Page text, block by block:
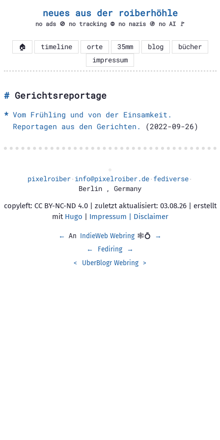
neues aus der roiberhöhle
no ads 🚫 no tracking ⛔ no nazis 🚯 no AI 🚩
🏠 timeline orte 35mm blog
bücher
impressum
Gerichtsreportage
Vom Frühling und von der Einsamkeit.
Reportagen aus den Gerichten.
(2022-09-26)
pixelroiber· info@pixelroiber.de· fediverse·
Berlin , Germany
copyleft: CC BY-NC-ND 4.0 | zuletzt aktualisiert: 03.08.26 | erstellt
mit Hugo | Impressum | Disclaimer
← An IndieWeb Webring 🕸💍
→
←
Fediring
→
<
UberBlogr Webring >